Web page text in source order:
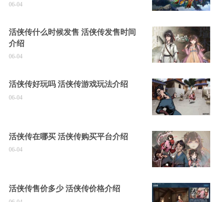
06-04
活侠传什么时候发售 活侠传发售时间
介绍
06-04
活侠传好玩吗 活侠传游戏玩法介绍
06-04
活侠传在哪买 活侠传购买平台介绍
06-04
活侠传售价多少 活侠传价格介绍